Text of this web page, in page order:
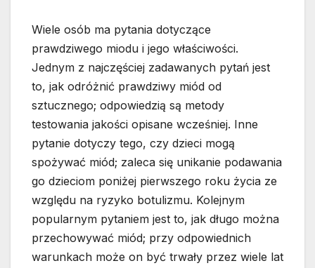
Wiele osób ma pytania dotyczące
prawdziwego miodu i jego właściwości.
Jednym z najczęściej zadawanych pytań jest
to, jak odróżnić prawdziwy miód od
sztucznego; odpowiedzią są metody
testowania jakości opisane wcześniej. Inne
pytanie dotyczy tego, czy dzieci mogą
spożywać miód; zaleca się unikanie podawania
go dzieciom poniżej pierwszego roku życia ze
względu na ryzyko botulizmu. Kolejnym
popularnym pytaniem jest to, jak długo można
przechowywać miód; przy odpowiednich
warunkach może on być trwały przez wiele lat